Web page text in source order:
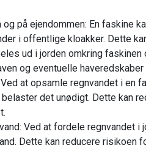
på ejendommen: En faskine
i offentlige kloakker. Dette
ud i jorden omkring
og eventuelle haveredskaber
at opsamle regnvandet i en
det unødigt. Dette kan
Ved at fordele regnvandet
Dette kan reducere risikoen